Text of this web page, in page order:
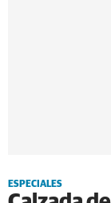
ESPECIALES